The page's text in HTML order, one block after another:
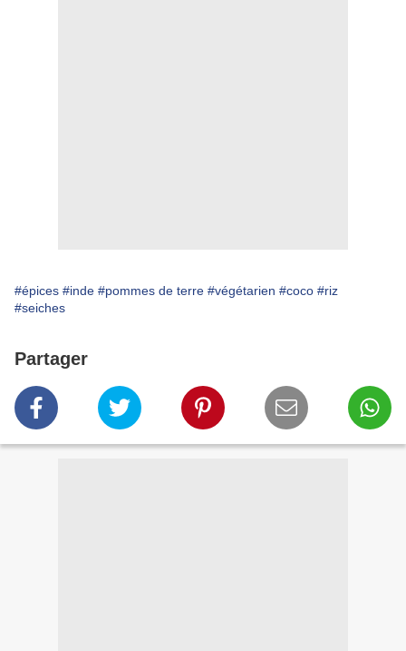
#épices #inde #pommes de terre #végétarien #coco #riz
#seiches
Partager